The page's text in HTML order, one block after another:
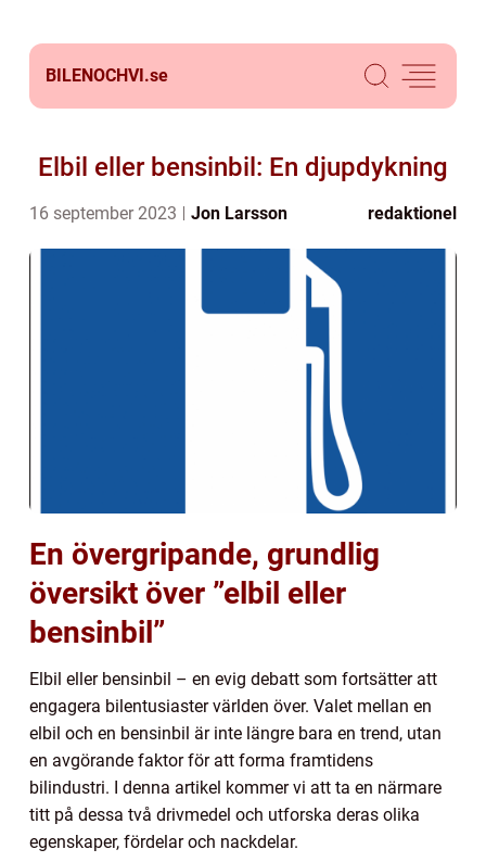
BILENOCHVI.se
Elbil eller bensinbil: En djupdykning
16 september 2023 Jon Larsson redaktionel
En övergripande, grundlig
översikt över ”elbil eller
bensinbil”
Elbil eller bensinbil – en evig debatt som fortsätter att
engagera bilentusiaster världen över. Valet mellan en
elbil och en bensinbil är inte längre bara en trend, utan
en avgörande faktor för att forma framtidens
bilindustri. I denna artikel kommer vi att ta en närmare
titt på dessa två drivmedel och utforska deras olika
egenskaper, fördelar och nackdelar.